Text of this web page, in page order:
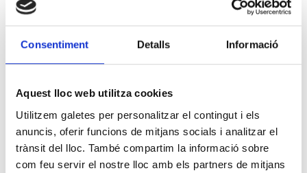
Consentiment Detalls Informació
Aquest lloc web utilitza cookies
Utilitzem galetes per personalitzar el contingut i els
anuncis, oferir funcions de mitjans socials i analitzar el
trànsit del lloc. També compartim la informació sobre
com feu servir el nostre lloc amb els partners de mitjans